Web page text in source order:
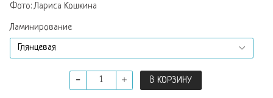
Фото: Лариса Кошкина
Ламинирование
В КОРЗИНУ